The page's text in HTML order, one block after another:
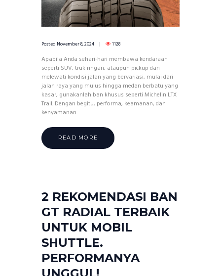
Posted November 8, 2024 1128
Apabila Anda sehari-hari membawa kendaraan
seperti SUV, truk ringan, ataupun pickup dan
melewati kondisi jalan yang bervariasi, mulai dari
jalan raya yang mulus hingga medan berbatu yang
kasar, gunakanlah ban khusus seperti Michelin LTX
Trail. Dengan begitu, performa, keamanan, dan
kenyamanan...
READ MORE
2 REKOMENDASI BAN
GT RADIAL TERBAIK
UNTUK MOBIL
SHUTTLE.
PERFORMANYA
UNGGUL!